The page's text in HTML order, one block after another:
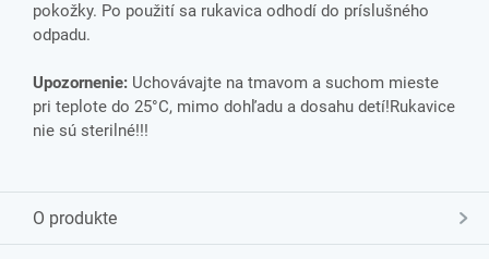
pokožky. Po použití sa rukavica odhodí do príslušného
odpadu.
Upozornenie: Uchovávajte na tmavom a suchom mieste
pri teplote do 25°C, mimo dohľadu a dosahu detí!Rukavice
nie sú sterilné!!!
O produkte